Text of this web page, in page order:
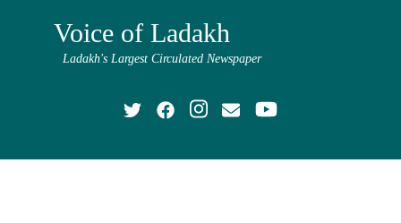
Voice of Ladakh
Ladakh's Largest Circulated Newspaper